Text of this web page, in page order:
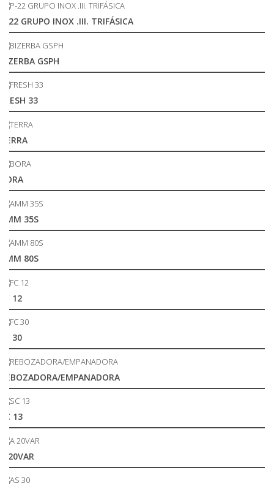
P-22 GRUPO INOX .III. TRIFÁSICA
BIZERBA GSPH
FRESH 33
TERRA
BORA
AMM 35S
AMM 80S
FC 12
FC 30
REBOZADORA/EMPANADORA
SC 13
A 20VAR